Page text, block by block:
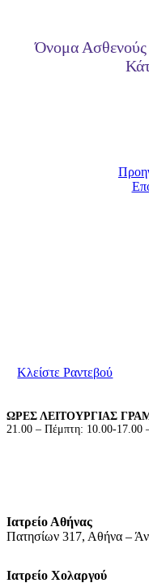
Όνομα
Κλείστε Ραντεβού
ΩΡΕΣ ΛΕΙΤΟΥΡΓΙΑΣ
21.00 – Πέμπτη: 10.00-17.00
Ιατρείο Αθήνας
Πατησίων 317, Αθήνα –
Ιατρείο Χολαργού